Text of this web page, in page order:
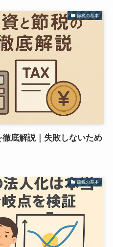
節税の基本
底解説｜失敗しないため
節税の基本